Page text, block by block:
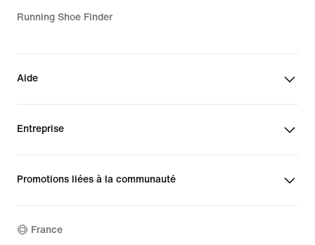
Running Shoe Finder
Aide
Entreprise
Promotions liées à la communauté
France